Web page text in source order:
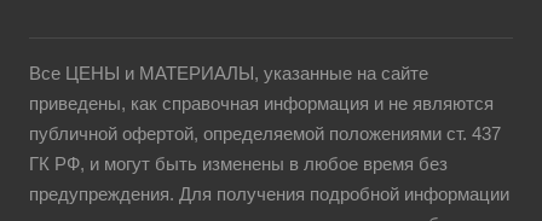
Все ЦЕНЫ и МАТЕРИАЛЫ, указанные на сайте
приведены, как справочная информация и не являются
публичной офертой, определяемой положениями ст. 437
ГК РФ, и могут быть изменены в любое время без
предупреждения. Для получения подробной информации